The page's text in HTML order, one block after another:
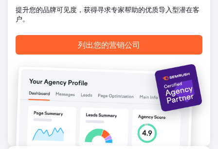
更新后的客户关系管理系统和后续跟进系统可将销售线索转化
为已签署的买卖协议，转化率高达 17%。目前追踪到的投资回
报率高达 1093%，持续的销售增长主要来自 Google 搜索，
前往营销公司页面
提升您的品牌可见度，获得寻求专家帮助的优质导入型潜在客
户。
列出您的营销公司